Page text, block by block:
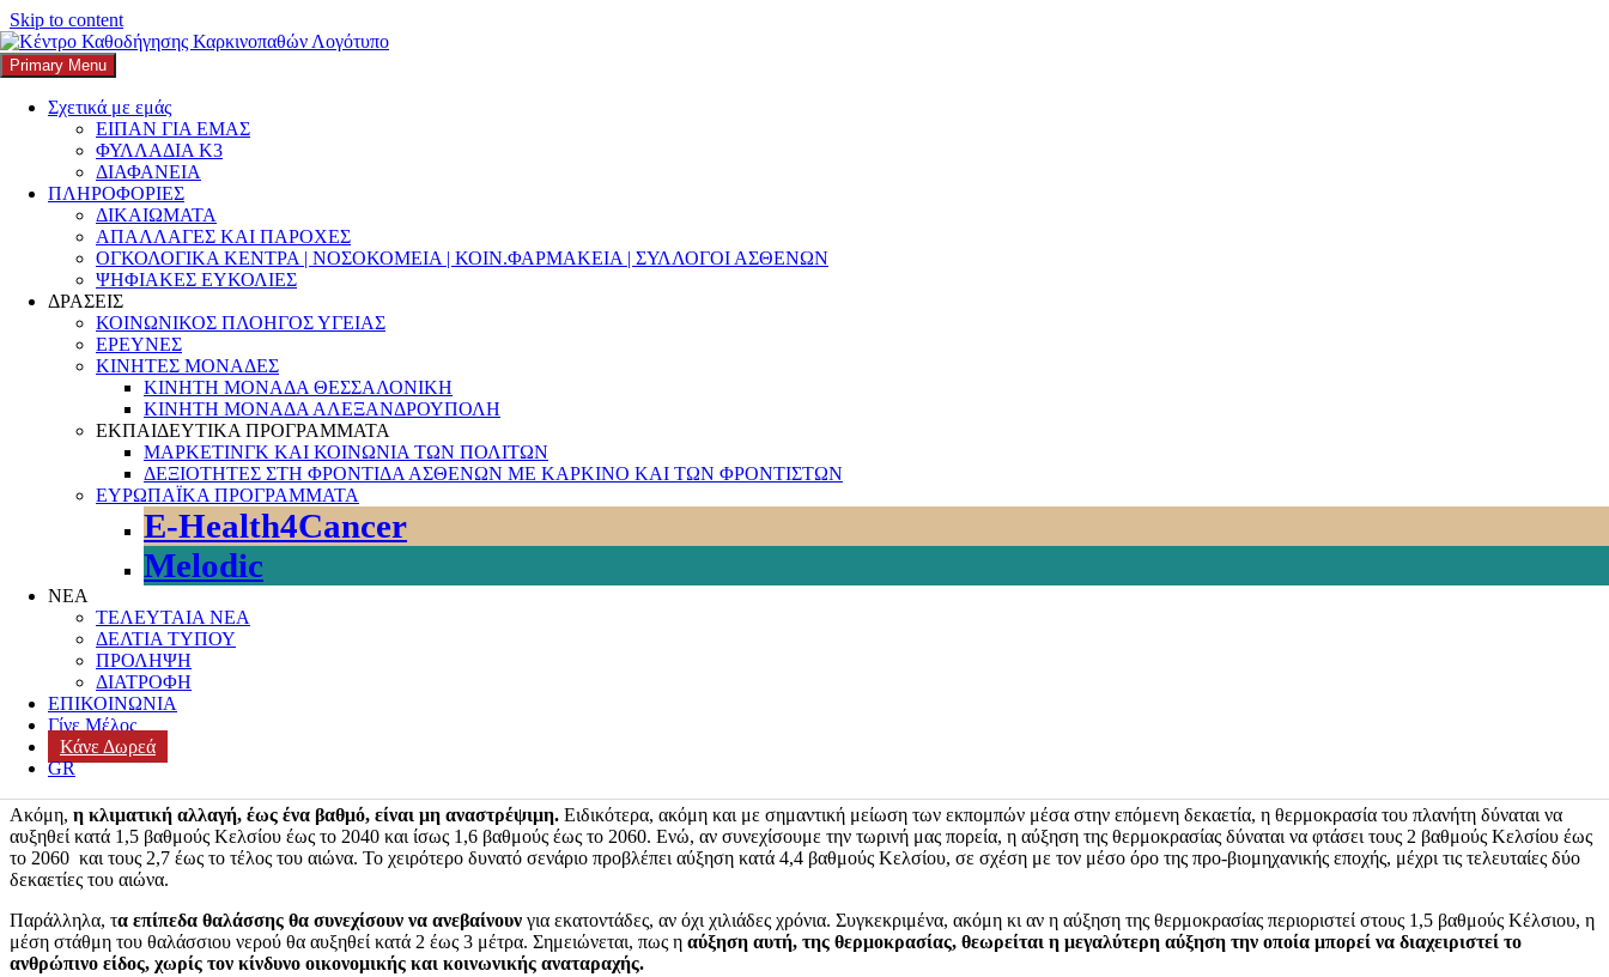
Skip to content
K3
ΚΕΝΤΡΟ ΚΑΘΟΔΗΓΗΣΗΣ ΚΑΡΚΙΝΟΠΑΘΩΝ
Primary Menu
Σχετικά με εμάς
ΕΙΠΑΝ ΓΙΑ ΕΜΑΣ
ΦΥΛΛΑΔΙΑ Κ3
ΔΙΑΦΑΝΕΙΑ
ΠΛΗΡΟΦΟΡΙΕΣ
ΔΙΚΑΙΩΜΑΤΑ
ΑΠΑΛΛΑΓΕΣ ΚΑΙ ΠΑΡΟΧΕΣ
ΟΓΚΟΛΟΓΙΚΑ ΚΕΝΤΡΑ | ΝΟΣΟΚΟΜΕΙΑ | ΚΟΙΝ.ΦΑΡΜΑΚΕΙΑ | ΣΥΛΛΟΓΟΙ ΑΣΘΕΝΩΝ
ΨΗΦΙΑΚΕΣ ΕΥΚΟΛΙΕΣ
ΔΡΑΣΕΙΣ
ΚΟΙΝΩΝΙΚΟΣ ΠΛΟΗΓΟΣ ΥΓΕΙΑΣ
ΕΡΕΥΝΕΣ
ΚΙΝΗΤΕΣ ΜΟΝΑΔΕΣ
ΚΙΝΗΤΗ ΜΟΝΑΔΑ ΘΕΣΣΑΛΟΝΙΚΗ
ΚΙΝΗΤΗ ΜΟΝΑΔΑ ΑΛΕΞΑΝΔΡΟΥΠΟΛΗ
ΕΚΠΑΙΔΕΥΤΙΚΑ ΠΡΟΓΡΑΜΜΑΤΑ
ΜΑΡΚΕΤΙΝΓΚ ΚΑΙ ΚΟΙΝΩΝΙΑ ΤΩΝ ΠΟΛΙΤΩΝ
ΔΕΞΙΟΤΗΤΕΣ ΣΤΗ ΦΡΟΝΤΙΔΑ ΑΣΘΕΝΩΝ ΜΕ ΚΑΡΚΙΝΟ ΚΑΙ ΤΩΝ ΦΡΟΝΤΙΣΤΩΝ
ΕΥΡΩΠΑΪΚΑ ΠΡΟΓΡΑΜΜΑΤΑ
E-Health4Cancer
Melodic
ΝΕΑ
ΤΕΛΕΥΤΑΙΑ ΝΕΑ
ΔΕΛΤΙΑ ΤΥΠΟΥ
ΠΡΟΛΗΨΗ
ΔΙΑΤΡΟΦΗ
ΕΠΙΚΟΙΝΩΝΙΑ
Γίνε Μέλος
Κάνε Δωρεά
GR
Αναζήτηση για:
Κλιματική Αλλαγή: Τα περιθώρια έχουν σχεδόν εξαντληθεί
Posted on 12 Αυγούστου, 2021Authork3-editorCategoriesΚΛΙΜΑΤΙΚΗ ΑΛΛΑΓΗ,ΠΕΡΙΒΑΛΛΟΝ
Τη Δευτέρα 9 Αυγούστου η Διακυβερνητική Επιτροπή για την Αλλαγή του Κλίματος (Ιntergovernmental Panel on Climate Change – IPCC) του Οργανισμού Ηνωμένων Εθνών (ΟΗΕ) δημοσίευσε την
έκθεση της για την κατάσταση του κλίματος στον πλανήτη,
αξιοποιήθηκαν παραπάνω από 14.000 επιστημονικές έρευνες.
Αρχικά, όπως σημειώνει η έκθεση,
ποσόστωση αερίων του θερμοκηπίου στην ατμόσφαιρα είναι αρκετή για να διαταράξει περαιτέρω το κλίμα για τις επόμενες δεκαετίες. Άλλωστε, οι καταστροφικές συνέπειας της αύξησης 1,1 βαθμών Κελσίου
που έχει παρατηρηθεί σε σχέση με τα επίπεδα της προ-βιομηχανικής εποχής είναι εμφανείς.
δεκαετίας.
Ακόμη, η κλιματική αλλαγή, έως ένα βαθμό, είναι μη αναστρέψιμη. Ειδικότερα, ακόμη και με σημαντική μείωση των εκπομπών μέσα στην επόμενη δεκαετία, η θερμοκρασία του πλανήτη δύναται να
αυξηθεί κατά 1,5 βαθμούς Κελσίου έως το 2040 και ίσως 1,6 βαθμούς έως το 2060. Ενώ, αν συνεχίσουμε την τωρινή μας πορεία, η αύξηση της θερμοκρασίας δύναται να φτάσει τους 2 βαθμούς Κελσίου έως
το 2060 και τους 2,7 έως το τέλος του αιώνα. Το χειρότερο δυνατό σενάριο προβλέπει αύξηση κατά 4,4 βαθμούς Κελσίου, σε σχέση με τον μέσο όρο της προ-βιομηχανικής εποχής, μέχρι τις τελευταίες δύο
δεκαετίες του αιώνα.
Παράλληλα, τα επίπεδα θαλάσσης θα συνεχίσουν να ανεβαίνουν για εκατοντάδες, αν όχι χιλιάδες χρόνια. Συγκεκριμένα, ακόμη κι αν η αύξηση της θερμοκρασίας περιοριστεί στους 1,5 βαθμούς Κέλσιου, η
μέση στάθμη του θαλάσσιου νερού θα αυξηθεί κατά 2 έως 3 μέτρα. Σημειώνεται, πως η αύξηση αυτή, της θερμοκρασίας, θεωρείται η μεγαλύτερη αύξηση την οποία μπορεί να διαχειριστεί το
ανθρώπινο είδος, χωρίς τον κίνδυνο οικονομικής και κοινωνικής αναταραχής.